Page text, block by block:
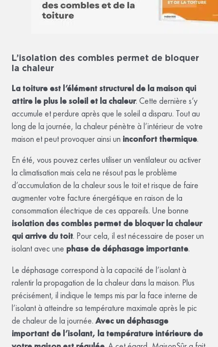
L’isolation des combles permet de bloquer
la chaleur
La toiture est l’élément structurel de la maison qui
attire le plus le soleil et la chaleur. Cette dernière s’y
accumule et perdure après que le soleil a disparu. Tout au
long de la journée, la chaleur pénètre à l’intérieur de votre
maison et peut provoquer ainsi un inconfort thermique.
En été, vous pouvez certes utiliser un ventilateur ou activer
la climatisation mais cela ne résout pas le problème
d’accumulation de la chaleur sous le toit et risque de faire
augmenter votre facture énergétique en raison de la
consommation électrique de ces appareils. Une bonne
isolation des combles permet de bloquer la chaleur
qui arrive du toit. Pour cela, il est nécessaire de poser un
isolant avec une phase de déphasage importante.
Le déphasage correspond à la capacité de l’isolant à
ralentir la propagation de la chaleur dans la maison. Plus
précisément, il indique le temps mis par la face interne de
l’isolant à atteindre sa température maximale après le pic
de chaleur de la journée. Avec un déphasage
important de l’isolant, la température intérieure de